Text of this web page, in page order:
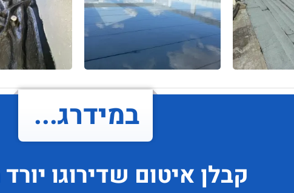
במידרג...
קבלן איטום שדירוגו יורד